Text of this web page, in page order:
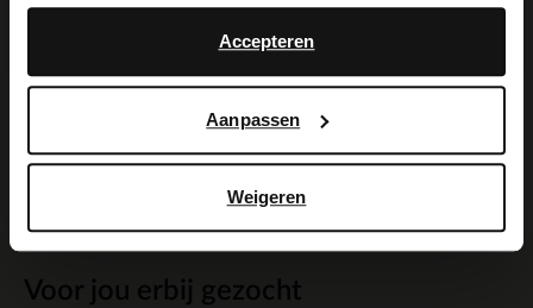
Accepteren
Aanpassen
Weigeren
Voor jou erbij gezocht
Maattabel
Bezorgen & retour
English